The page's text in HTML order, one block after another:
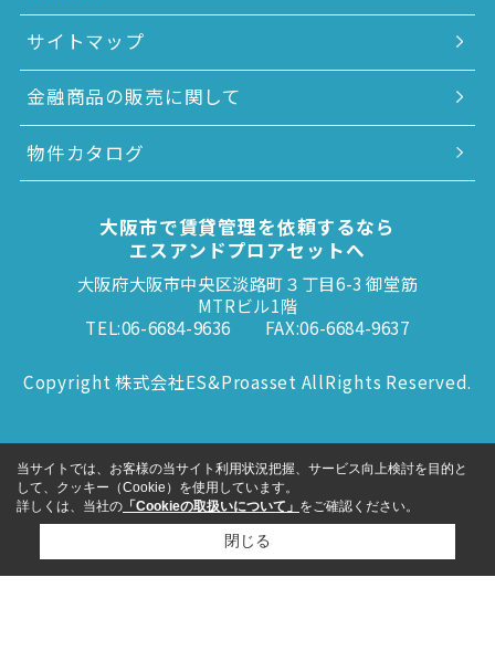
サイトマップ
金融商品の販売に関して
物件カタログ
大阪市で賃貸管理を依頼するなら
エスアンドプロアセットへ
大阪府大阪市中央区淡路町３丁目6-3 御堂筋
MTRビル1階
TEL:06-6684-9636
FAX:06-6684-9637
Copyright 株式会社ES&Proasset AllRights Reserved.
当サイトでは、お客様の当サイト利用状況把握、サービス向上検討を目的と
して、クッキー（Cookie）を使用しています。
詳しくは、当社の 「Cookieの取扱いについて」 をご確認ください。
閉じる